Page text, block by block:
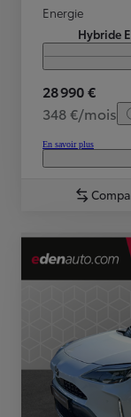
Energie
Hybride
28 990 €
348 €/mois
En savoir plus